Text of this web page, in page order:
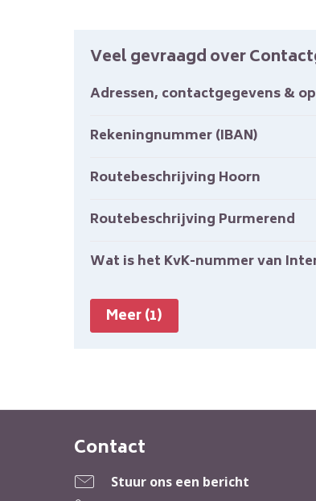
Veel gevraagd over
Adressen, contactgegevens &
Rekeningnummer (IBAN)
Routebeschrijving Hoorn
Routebeschrijving Purmerend
Wat is het KvK-nummer van
Meer (1)
Contactinformatie
Contact
Stuur ons een bericht